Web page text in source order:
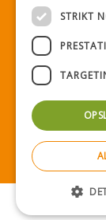
STRIKT